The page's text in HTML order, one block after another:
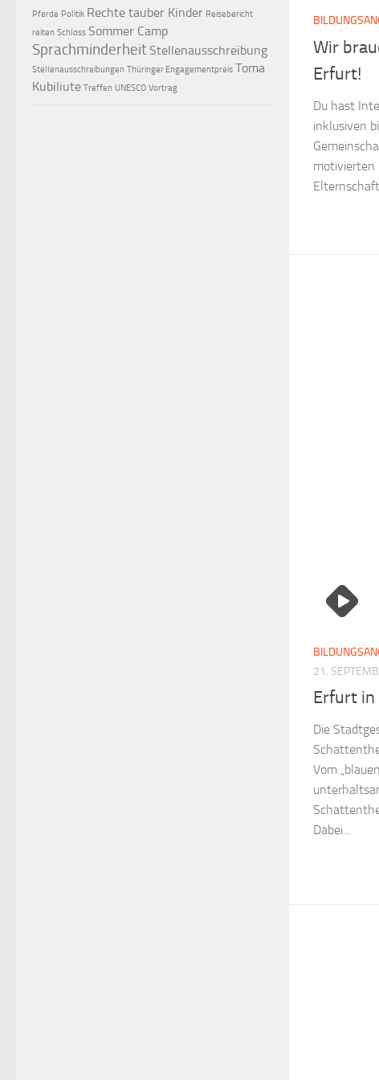
Wir
Erfurt!
Du hast
inklusiven
motivierten
21.
Erfurt in
Die
Vom
Dabei...
Pferde Politik Rechte tauber Kinder Reisebericht
reiten Schloss Sommer Camp
Sprachminderheit Stellenausschreibung
Stellenausschreibungen Thüringer Engagementpreis Toma
Kubiliute Treffen UNESCO Vortrag